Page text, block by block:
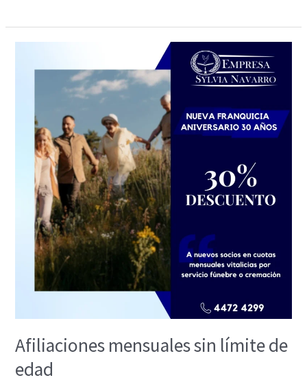
Afiliaciones mensuales sin límite de
edad
mensuales
edad